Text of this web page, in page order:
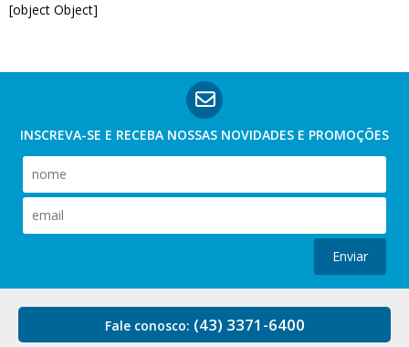
[object Object]
INSCREVA-SE E RECEBA NOSSAS NOVIDADES E PROMOÇÕES
Enviar
Fale conosco: (43) 3371-6400